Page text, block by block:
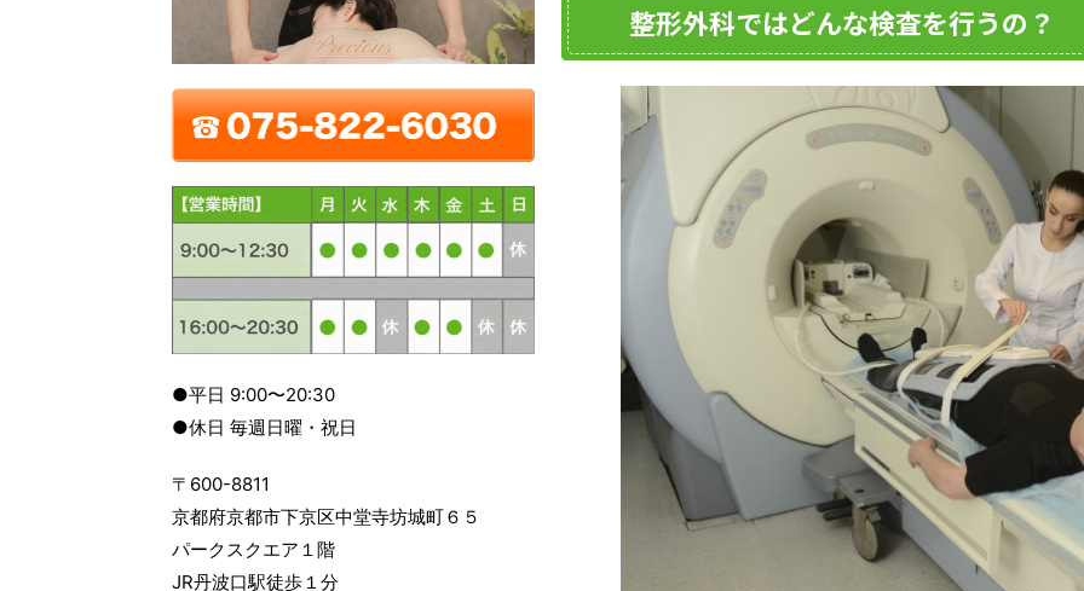
整形外科ではどんな検査を行うの？
●平日 9:00〜20:30
●休日 毎週日曜・祝日
〒600-8811
京都府京都市下京区中堂寺坊城町６５
パークスクエア１階
JR丹波口駅徒歩１分